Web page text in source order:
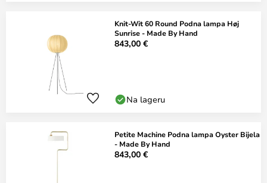
Knit-Wit 60 Round Podna lampa Høj
Sunrise - Made By Hand
843,00 €
Na lageru
Petite Machine Podna lampa Oyster Bijela
- Made By Hand
843,00 €